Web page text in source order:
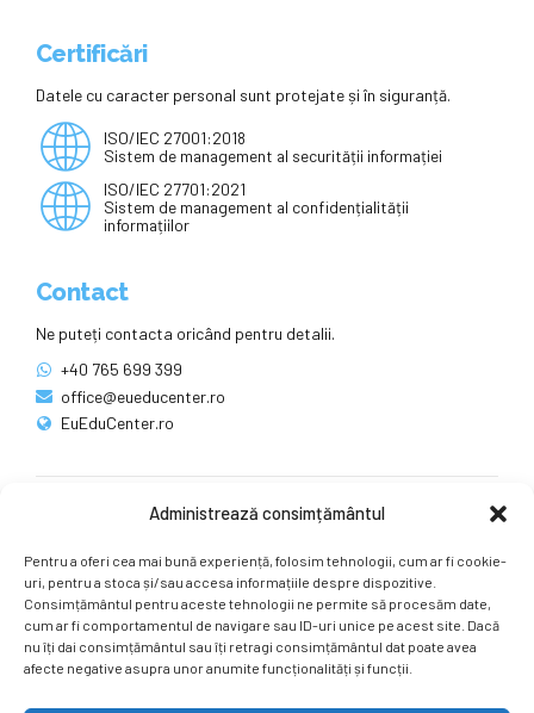
Administrează consimțământul
Pentru a oferi cea mai bună experiență, folosim tehnologii, cum ar fi cookie-
uri, pentru a stoca și/sau accesa informațiile despre dispozitive.
Consimțământul pentru aceste tehnologii ne permite să procesăm date,
cum ar fi comportamentul de navigare sau ID-uri unice pe acest site. Dacă
nu îți dai consimțământul sau îți retragi consimțământul dat poate avea
afecte negative asupra unor anumite funcționalități și funcții.
Certificări
Datele cu caracter personal sunt protejate și în siguranță.
ISO/IEC 27001:2018
Sistem de management al securității informației
ISO/IEC 27701:2021
Sistem de management al confidențialității
informațiilor
Contact
Ne puteți contacta oricând pentru detalii.
+40 765 699 399
office@eueducenter.ro
EuEduCenter.ro
Ne puteți găsi și pe rețelele sociale.